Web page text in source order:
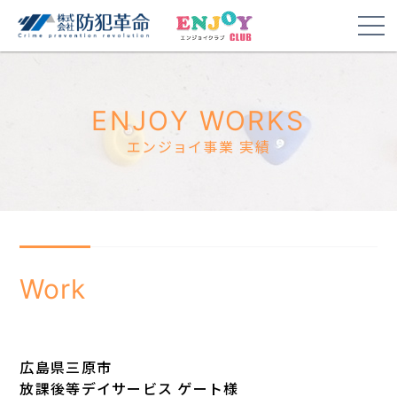
ENJOY WORKS
エンジョイ事業 実績
Work
広島県三原市
放課後等デイサービス ゲート様